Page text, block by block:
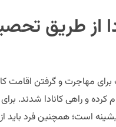
از طریق
مهاجرت و گرفتن اقامت
کرده و راهی کانادا شدند.
است؛ همچنین فرد باید